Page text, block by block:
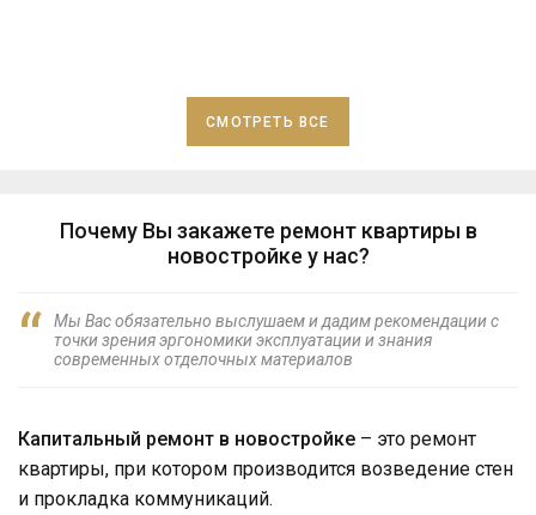
СМОТРЕТЬ ВСЕ
Почему Вы закажете ремонт квартиры в
новостройке у нас?
Мы Вас обязательно выслушаем и дадим рекомендации с
точки зрения эргономики эксплуатации и знания
современных отделочных материалов
Капитальный ремонт в новостройке – это ремонт
квартиры, при котором производится возведение стен
и прокладка коммуникаций.